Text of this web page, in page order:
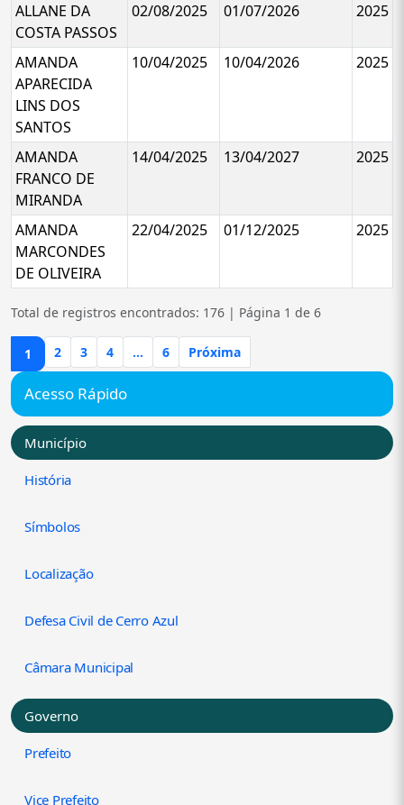
ALLANE DA
COSTA PASSOS
02/08/2025 01/07/2026 2025
AMANDA
APARECIDA
LINS DOS
SANTOS
10/04/2025 10/04/2026 2025
AMANDA
FRANCO DE
MIRANDA
14/04/2025 13/04/2027 2025
AMANDA
MARCONDES
DE OLIVEIRA
22/04/2025 01/12/2025 2025
Total de registros encontrados: 176 | Página 1 de 6
1 2 3 4 ... 6 Próxima
Acesso Rápido
Município
História
Símbolos
Localização
Defesa Civil de Cerro Azul
Câmara Municipal
Governo
Prefeito
Vice Prefeito